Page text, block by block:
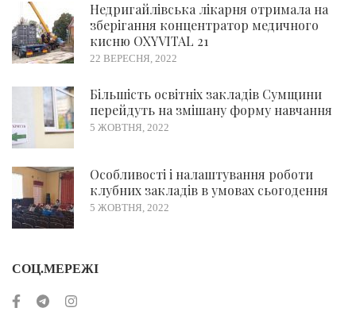
Недригайлівська лікарня отримала на
зберігання концентратор медичного
кисню OXYVITAL 21
22 ВЕРЕСНЯ, 2022
Більшість освітніх закладів Сумщини
перейдуть на змішану форму навчання
5 ЖОВТНЯ, 2022
Особливості і налаштування роботи
клубних закладів в умовах сьогодення
5 ЖОВТНЯ, 2022
СОЦ.МЕРЕЖІ